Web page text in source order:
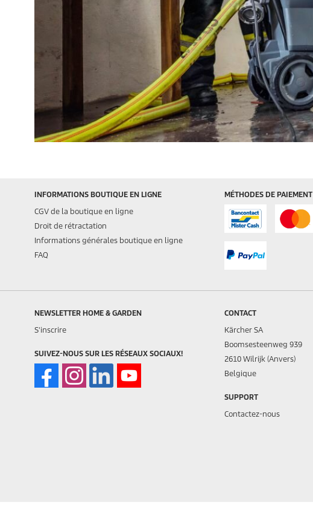
INFORMATIONS BOUTIQUE EN LIGNE
CGV de la boutique en ligne
Droit de rétractation
Informations générales boutique en ligne
FAQ
MÉTHODES DE PAIEMENT
NEWSLETTER HOME & GARDEN
S'inscrire
SUIVEZ-NOUS SUR LES RÉSEAUX SOCIAUX!
CONTACT
Kärcher SA
Boomsesteenweg 939
2610 Wilrijk (Anvers)
Belgique
SUPPORT
Contactez-nous